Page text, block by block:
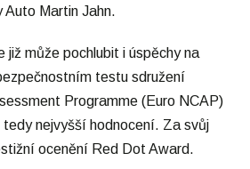
Martin Jahn.
může pochlubit i úspěchy na
testu sdružení
Programme (Euro NCAP)
nejvyšší hodnocení. Za svůj
ocenění Red Dot Award.